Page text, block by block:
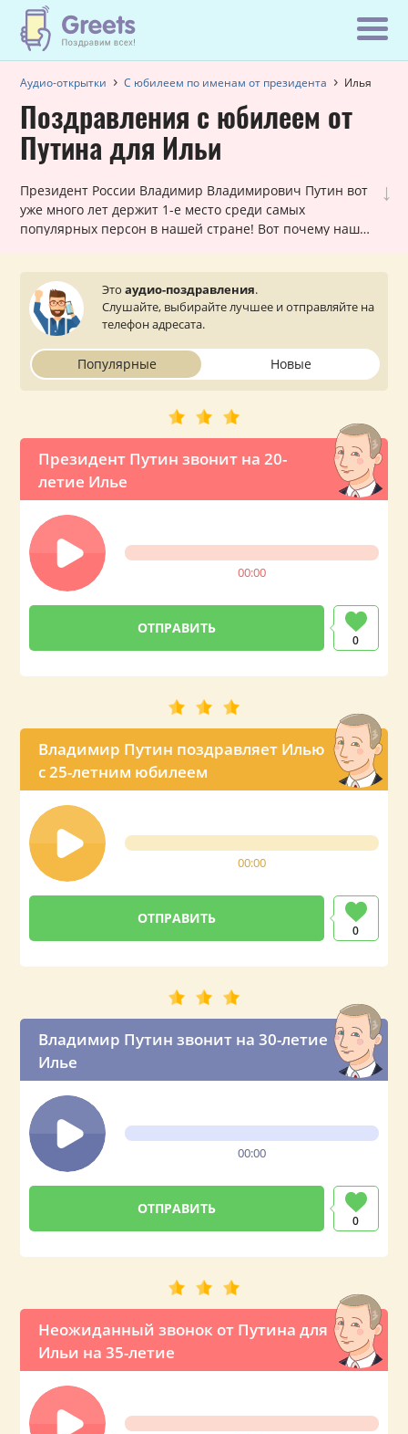
Аудио-открытки С юбилеем по именам от президента Илья
Поздравления с юбилеем от
Путина для Ильи
↓
Президент России Владимир Владимирович Путин вот
уже много лет держит 1-е место среди самых
популярных персон в нашей стране! Вот почему наши
самых заказываемых именных поздравлений. Они
лично обращаются к каждому мужчине и оставляют
очень приятное впечатление. Просто выберите
и звонок от президента поступит на телефон вашему
близкому или знакомому Илье.
Этоаудио-поздравления.
Слушайте, выбирайте лучшее и отправляйте на
телефон адресата.
Популярные Новые
Президент Путин звонит на 20-
летие Илье
00:00
0
Владимир Путин поздравляет Илью
с 25-летним юбилеем
00:00
0
Владимир Путин звонит на 30-летие
Илье
00:00
0
Неожиданный звонок от Путина для
Ильи на 35-летие